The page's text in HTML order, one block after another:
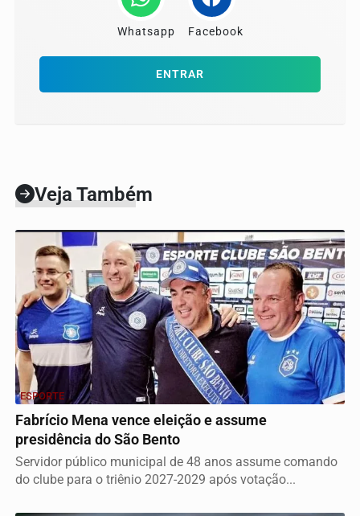
Whatsapp Facebook
ENTRAR
Veja Também
ESPORTE
Fabrício Mena vence eleição e assume
presidência do São Bento
Servidor público municipal de 48 anos assume comando
do clube para o triênio 2027-2029 após votação...